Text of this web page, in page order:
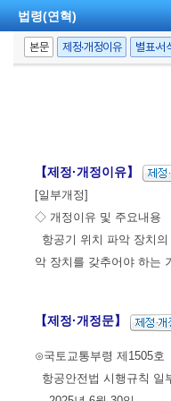
법령(연혁)
본문 제정·개정이유 별표·서
【제정·개정이유】
[일부개정]
◇ 개정이유 및 주요내용
항공기 위치 파악 장치
악 장치를 갖추어야 하는
【제정·개정문】
⊙국토교통부령 제1505호
항공안전법 시행규칙 일